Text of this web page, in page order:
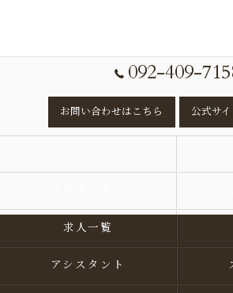
092-409-
お問い合わせはこちら 公式サ
求人一覧
アシスタント